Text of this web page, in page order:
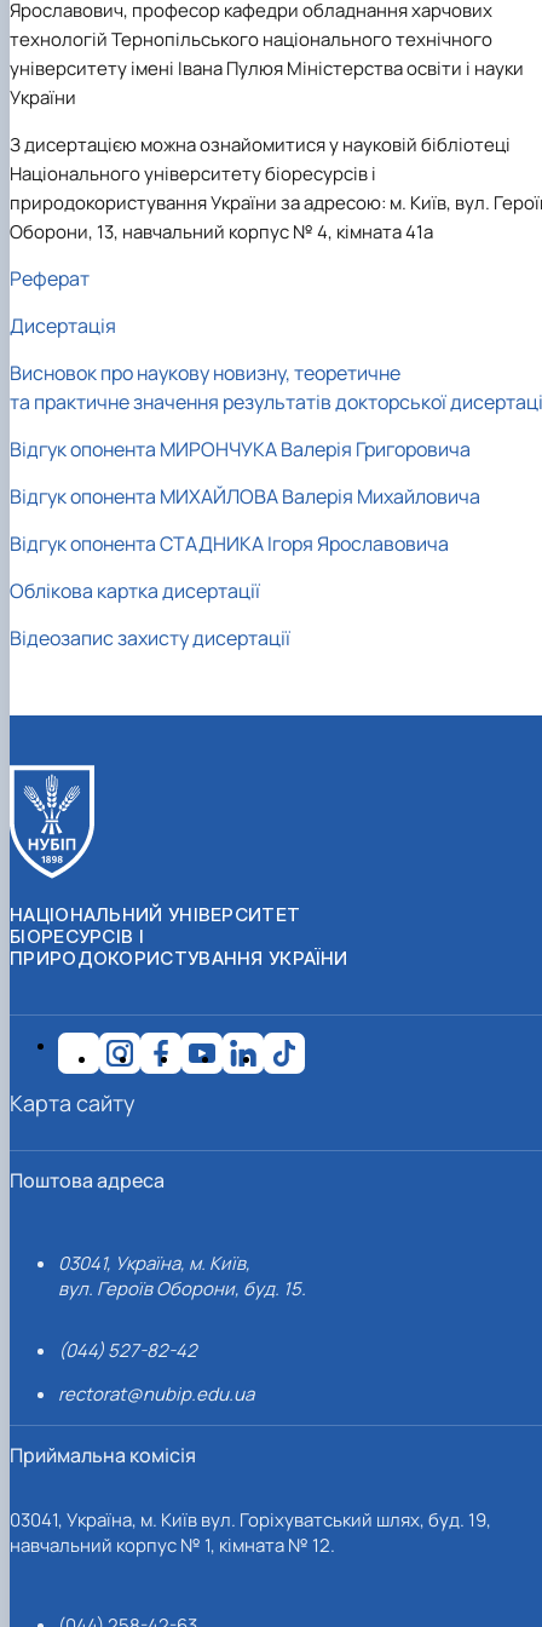
Ярославович, професор кафедри обладнання харчових
технологій Тернопільського національного технічного
університету імені Івана Пулюя Міністерства освіти і науки
України
З дисертацією можна ознайомитися у науковій бібліотеці
Національного університету біоресурсів і
природокористування України за адресою: м. Київ, вул.
Оборони, 13, навчальний корпус № 4, кімната 41а
Реферат
Дисертація
Висновок про наукову новизну, теоретичне
та практичне значення результатів докторської
Відгук опонента МИРОНЧУКА Валерія Григоровича
Відгук опонента МИХАЙЛОВА Валерія Михайловича
Відгук опонента СТАДНИКА Ігоря Ярославовича
Облікова картка дисертації
Відеозапис захисту дисертації
НАЦІОНАЛЬНИЙ УНІВЕРСИТЕТ
БІОРЕСУРСІВ І
ПРИРОДОКОРИСТУВАННЯ УКРАЇНИ
Поштова адреса
03041, Україна, м. Київ,
вул. Героїв Оборони, буд. 15.
(044) 527-82-42
rectorat@nubip.edu.ua
Приймальна комісія
03041, Україна, м. Київ вул. Горіхуватський шлях, буд. 19,
навчальний корпус № 1, кімната № 12.
Карта сайту